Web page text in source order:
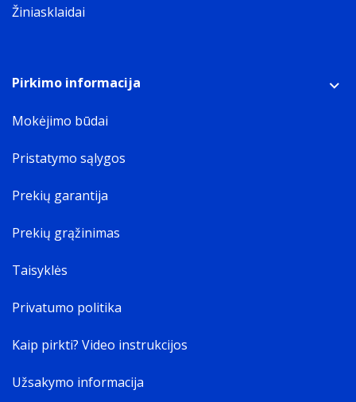
Žiniasklaidai
Pirkimo informacija
Mokėjimo būdai
Pristatymo sąlygos
Prekių garantija
Prekių grąžinimas
Taisyklės
Privatumo politika
Kaip pirkti? Video instrukcijos
Užsakymo informacija